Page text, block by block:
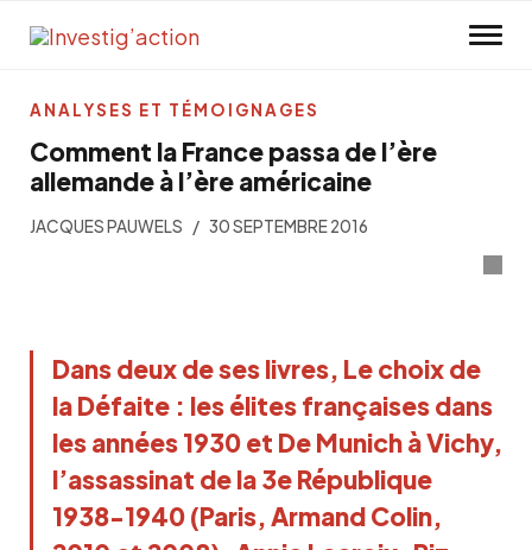
Comment la France passa de l’ère
allemande à l’ère américaine
JACQUES PAUWELS 30 SEPTEMBRE 2016
Dans deux de ses livres, Le choix de
la Défaite : les élites françaises dans
les années 1930 et De Munich à Vichy,
l’assassinat de la 3e République
1938-1940 (Paris, Armand Colin,
ANALYSES ET TÉMOIGNAGES